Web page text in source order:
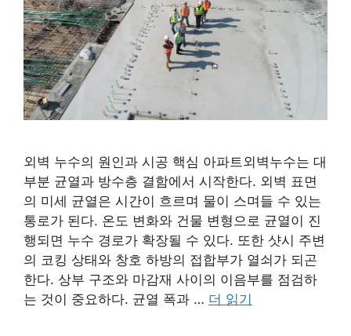
외벽 누수의 원인과 시공 핵심 아파트외벽누수는 대
부분 균열과 방수층 결함에서 시작한다. 외벽 표면
의 미세 균열은 시간이 흐르며 물이 스며들 수 있는
통로가 된다. 온도 변화와 건물 변형으로 균열이 진
행되면 누수 경로가 확장될 수 있다. 또한 샷시 주변
의 코킹 상태와 창호 하방의 접합부가 열쇠가 되곤
한다. 상부 구조와 마감재 사이의 이음부를 점검하
는 것이 중요하다. 균열 폭과 … 더 읽기